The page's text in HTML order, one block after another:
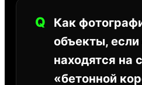
Q
Как
объекты, если
находятся на
«бетонной